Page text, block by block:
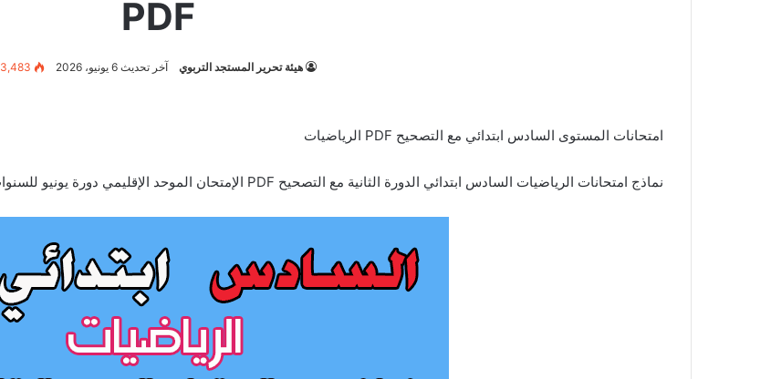
PDF
هيئة تحرير المستجد التربوي آخر تحديث 6 يونيو، 2026 3,483
امتحانات المستوى السادس ابتدائي مع التصحيح PDF الرياضيات
نماذج امتحانات الرياضيات السادس ابتدائي الدورة الثانية مع التصحيح PDF الإمتحان الموحد الإقليمي دورة يونيو للسنوات الاخيرة 2024 و 2023 إلخ.